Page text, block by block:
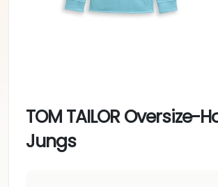
TOM TAILOR Oversize-
Jungs